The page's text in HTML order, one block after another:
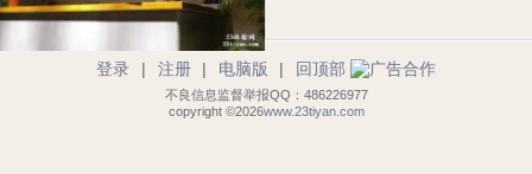
登录 | 注册 | 电脑版 | 回顶部
不良信息监督举报QQ：486226977
copyright ©2026www.23tiyan.com